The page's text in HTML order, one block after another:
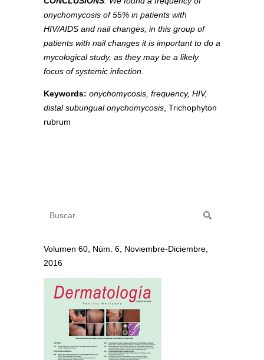
onychomycosis of 55% in patients with
HIV/AIDS and nail changes; in this group of
patients with nail changes it is important to do a
mycological study, as they may be a likely
focus of systemic infection.
Keywords: onychomycosis, frequency, HIV,
distal subungual onychomycosis , Trichophyton
rubrum
Volumen 60, Núm. 6, Noviembre-Diciembre,
2016